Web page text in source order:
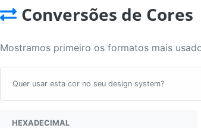
Conversões de Cores
Mostramos primeiro os formatos mais
Quer usar esta cor no seu design system?
HEXADECIMAL